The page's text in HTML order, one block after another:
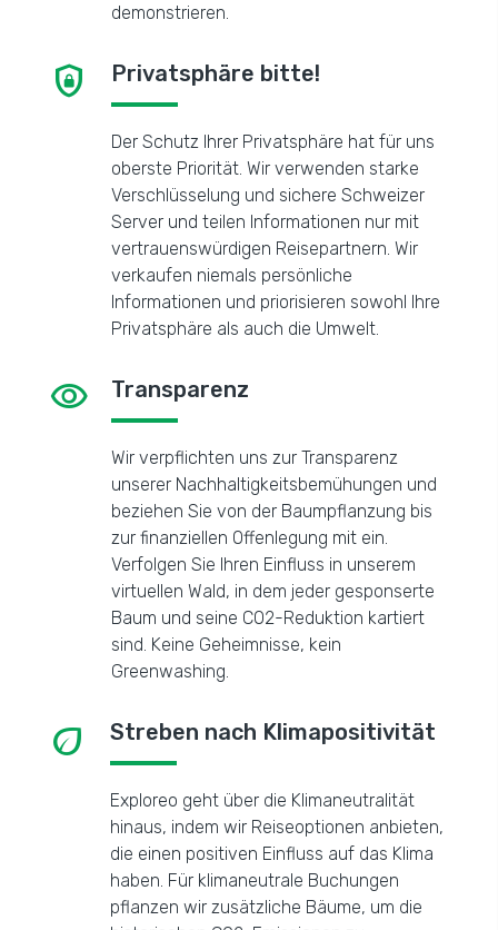
demonstrieren.
shield_lock Privatsphäre bitte!
Der Schutz Ihrer Privatsphäre hat für uns
oberste Priorität. Wir verwenden starke
Verschlüsselung und sichere Schweizer
Server und teilen Informationen nur mit
vertrauenswürdigen Reisepartnern. Wir
verkaufen niemals persönliche
Informationen und priorisieren sowohl Ihre
Privatsphäre als auch die Umwelt.
visibility Transparenz
Wir verpflichten uns zur Transparenz
unserer Nachhaltigkeitsbemühungen und
beziehen Sie von der Baumpflanzung bis
zur finanziellen Offenlegung mit ein.
Verfolgen Sie Ihren Einfluss in unserem
virtuellen Wald, in dem jeder gesponserte
Baum und seine CO2-Reduktion kartiert
sind. Keine Geheimnisse, kein
Greenwashing.
eco Streben nach Klimapositivität
Exploreo geht über die Klimaneutralität
hinaus, indem wir Reiseoptionen anbieten,
die einen positiven Einfluss auf das Klima
haben. Für klimaneutrale Buchungen
pflanzen wir zusätzliche Bäume, um die